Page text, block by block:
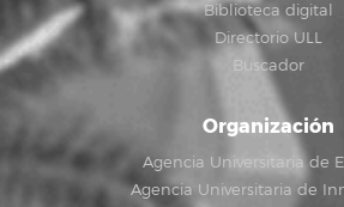
Biblioteca digital
Directorio ULL
Buscador
Organización
Agencia Universitaria de
Agencia Universitaria de